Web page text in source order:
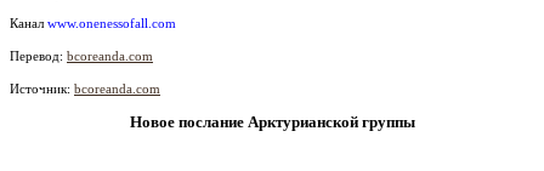
Канал www.onenessofall.com
Перевод: bcoreanda.com
Источник: bcoreanda.com
Новое послание Арктурианской группы